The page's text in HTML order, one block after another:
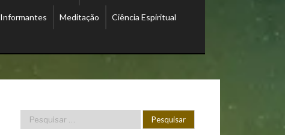
Informantes Meditação Ciência Espiritual